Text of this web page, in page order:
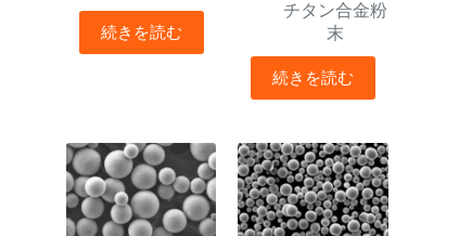
続きを読む
チタン合金粉
末
続きを読む